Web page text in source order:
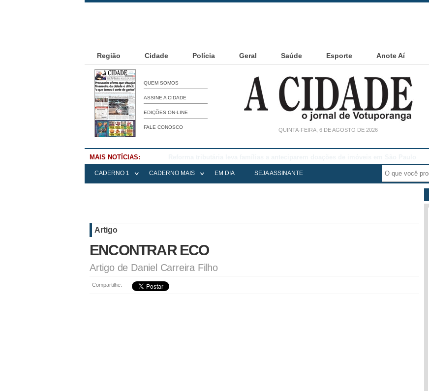
Região Cidade Polícia Geral Saúde Esporte Anote Aí
QUEM SOMOS
ASSINE A CIDADE
EDIÇÕES ON-LINE
FALE CONOSCO QUINTA-FEIRA, 6 DE AGOSTO DE 2026
MAIS NOTÍCIAS:
CADERNO 1 CADERNO MAIS EM DIA SEJA ASSINANTE
Artigo
ENCONTRAR ECO
Artigo de Daniel Carreira Filho
Compartilhe: